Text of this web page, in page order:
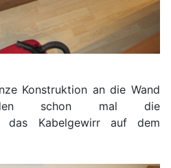
Konstruktion an die Wand
schon mal die
das Kabelgewirr auf dem